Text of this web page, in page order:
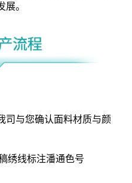
。
司与您确认面料材质与颜
绣线标注潘通色号